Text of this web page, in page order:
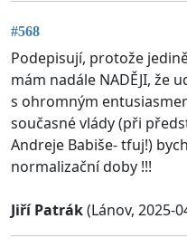
#568
Podepisují, protože
mám nadále NADĚJI, že
s ohromným
současné vlády (při
Andreje Babiše- tfuj!)
normalizační doby !!!
Jiří Patrák(Lánov, 2025-